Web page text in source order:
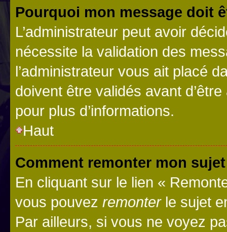
Pourquoi mon message doit
L’administrateur peut avoir
nécessite la validation des
l’administrateur vous ait placé
doivent être validés avant
pour plus d’informations.
Haut
Comment remonter mon
En cliquant sur le lien «
vous pouvez remonterle sujet
Par ailleurs, si vous ne voyez